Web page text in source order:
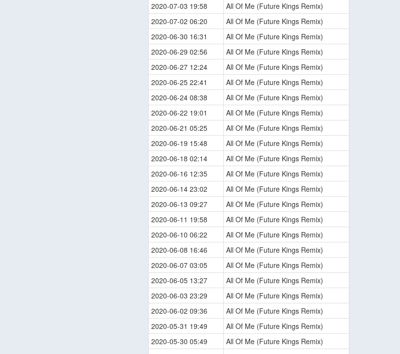
2020-07-03 19:58
All Of Me (Future Kings Remix)
2020-07-02 06:20
All Of Me (Future Kings Remix)
2020-06-30 16:31
All Of Me (Future Kings Remix)
2020-06-29 02:56
All Of Me (Future Kings Remix)
2020-06-27 12:24
All Of Me (Future Kings Remix)
2020-06-25 22:41
All Of Me (Future Kings Remix)
2020-06-24 08:38
All Of Me (Future Kings Remix)
2020-06-22 19:01
All Of Me (Future Kings Remix)
2020-06-21 05:25
All Of Me (Future Kings Remix)
2020-06-19 15:48
All Of Me (Future Kings Remix)
2020-06-18 02:14
All Of Me (Future Kings Remix)
2020-06-16 12:35
All Of Me (Future Kings Remix)
2020-06-14 23:02
All Of Me (Future Kings Remix)
2020-06-13 09:27
All Of Me (Future Kings Remix)
2020-06-11 19:58
All Of Me (Future Kings Remix)
2020-06-10 06:22
All Of Me (Future Kings Remix)
2020-06-08 16:46
All Of Me (Future Kings Remix)
2020-06-07 03:05
All Of Me (Future Kings Remix)
2020-06-05 13:27
All Of Me (Future Kings Remix)
2020-06-03 23:29
All Of Me (Future Kings Remix)
2020-06-02 09:36
All Of Me (Future Kings Remix)
2020-05-31 19:49
All Of Me (Future Kings Remix)
2020-05-30 05:49
All Of Me (Future Kings Remix)